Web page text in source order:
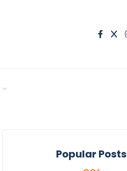
Popular Posts